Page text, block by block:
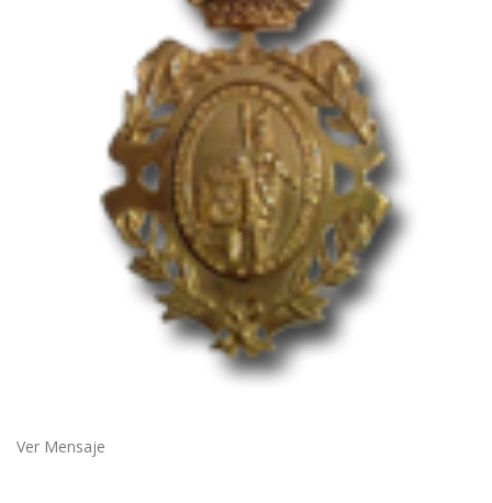
Ver Mensaje